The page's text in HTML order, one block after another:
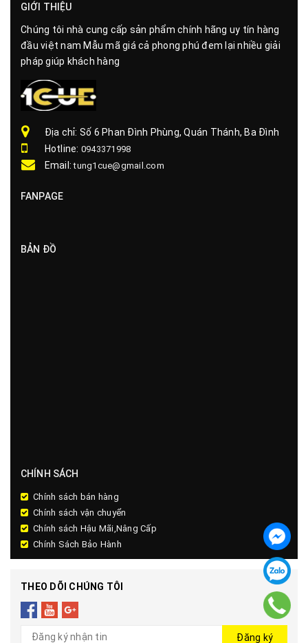
GIỚI THIỆU
Chúng tôi nhà cung cấp sản phẩm chính hãng uy tín hàng
đầu việt nam Mẫu mã giá cả phong phú đem lại nhiều giải
pháp giúp khách hàng
Địa chỉ: Số 6 Phan Đình Phùng, Quán Thánh, Ba Đình
Hotline: 0943371998
Email:tung1cue@gmail.com
FANPAGE
BẢN ĐỒ
CHÍNH SÁCH
Chính sách bán hàng
Chính sách vận chuyển
Chính sách Hậu Mãi,Nâng Cấp
Chính Sách Bảo Hành
THEO DÕI CHÚNG TÔI
Đăng ký